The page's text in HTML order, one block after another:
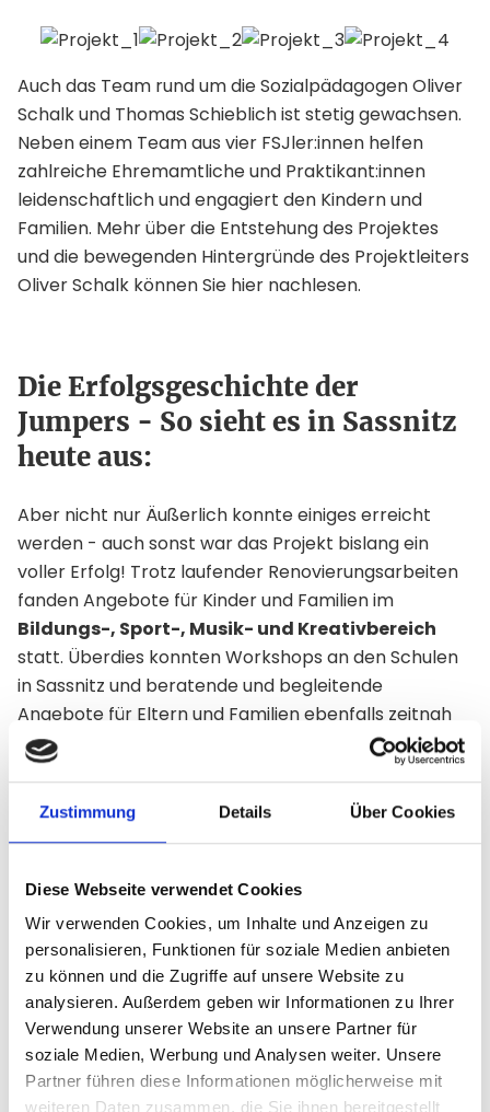
Zustimmung Details Über Cookies
Diese Webseite verwendet Cookies
Wir verwenden Cookies, um Inhalte und Anzeigen zu
personalisieren, Funktionen für soziale Medien anbieten
zu können und die Zugriffe auf unsere Website zu
analysieren. Außerdem geben wir Informationen zu Ihrer
Verwendung unserer Website an unsere Partner für
soziale Medien, Werbung und Analysen weiter. Unsere
Partner führen diese Informationen möglicherweise mit
weiteren Daten zusammen, die Sie ihnen bereitgestellt
Auch das Team rund um die Sozialpädagogen Oliver
Schalk und Thomas Schieblich ist stetig gewachsen.
Neben einem Team aus vier FSJler:innen helfen
zahlreiche Ehremamtliche und Praktikant:innen
leidenschaftlich und engagiert den Kindern und
Familien. Mehr über die Entstehung des Projektes
und die bewegenden Hintergründe des Projektleiters
Oliver Schalk können Sie hier nachlesen.
Die Erfolgsgeschichte der
Jumpers - So sieht es in Sassnitz
heute aus:
Aber nicht nur Äußerlich konnte einiges erreicht
werden - auch sonst war das Projekt bislang ein
voller Erfolg! Trotz laufender Renovierungsarbeiten
fanden Angebote für Kinder und Familien im
Bildungs-, Sport-, Musik- und Kreativbereich
statt. Überdies konnten Workshops an den Schulen
in Sassnitz und beratende und begleitende
Angebote für Eltern und Familien ebenfalls zeitnah
umgesetzt werden. Für zusätzlichen Spaß bei den
Kindern haben Ferienspiele und Freizeiten gesorgt.
Auch die Corona-Pandemie konnte dem Erfolg des
Projekte keinen Abbruch tun. So konnte der
geöffnet bleiben. Somit konnte das Team vor Ort
den Kindern und Jugendliche stets kostenfreie
Hausaufgabenbetreuung und Nachhilfe anbieten.
Lediglich eine kurze Umbauphase im Winter hat für
eine vorübergehende Schließung des Kinder- und
Familienzentrums gesorgt. Heute kommen jeden Tag
zwischen 13.30 und 18.00 Uhr zwischen 20 und 40
Kinder von 6 bis 14 Jahren in das neue Zentrum. Dort